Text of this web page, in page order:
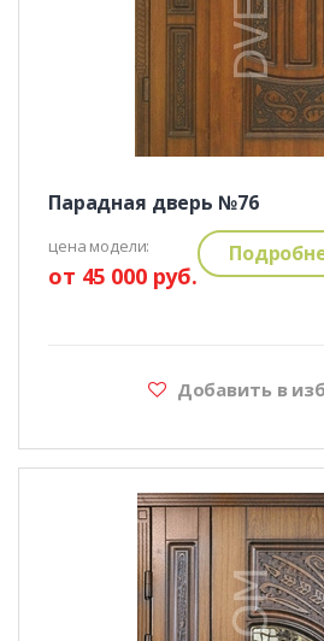
Парадная дверь №76
цена модели:
от 45 000 руб.
Добавить в